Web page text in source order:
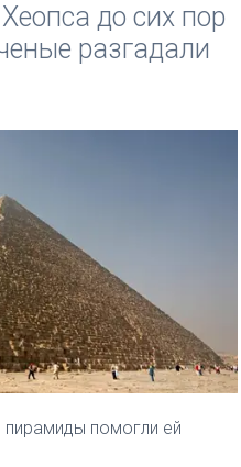
до сих пор
разгадали
пирамиды помогли ей